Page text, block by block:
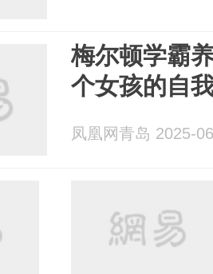
梅尔顿学霸
个女孩的自
凤凰网青岛 2025-